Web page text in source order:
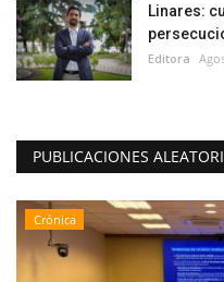
Linares:
Editora
PUBLICACIONES
Crónica